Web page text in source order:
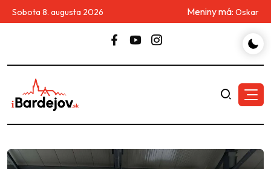
Sobota 8. augusta 2026 Meniny má: Oskar